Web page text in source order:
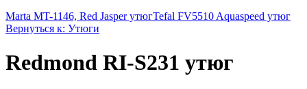
Marta MT-1146, Red Jasper утюгTefal FV5510 Aquaspeed утюг
Вернуться к: Утюги
Redmond RI-S231 утюг